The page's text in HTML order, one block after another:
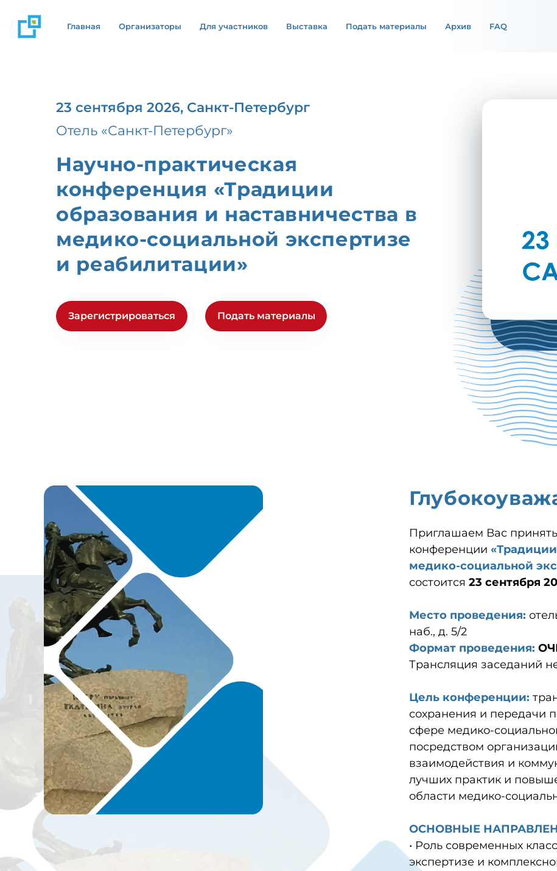
Главная Организаторы Для участников Выставка Подать материалы Архив FAQ
23 сентября 2026, Санкт-Петербург
Отель «Санкт-Петербург»
Научно-практическая
конференция «Традиции
образования и наставничества в
медико-социальной экспертизе
и реабилитации»
Зарегистрироваться Подать материалы
Приглашаем Вас
конференции
медико-социальной
состоится 23 сентября
Место проведения:
наб., д. 5/2
Формат проведения:
Трансляция заседаний
Цель конференции:
сохранения и передачи
сфере медико-
посредством
взаимодействия и
лучших практик и
области медико-
ОСНОВНЫЕ
• Роль современных
экспертизе и